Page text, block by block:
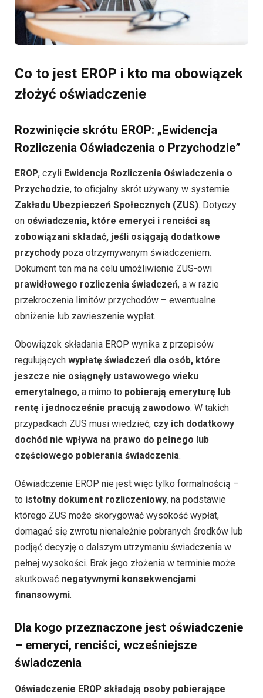
Co to jest EROP i kto ma obowiązek
złożyć oświadczenie
Rozwinięcie skrótu EROP: „Ewidencja
Rozliczenia Oświadczenia o Przychodzie”
EROP, czyli Ewidencja Rozliczenia Oświadczenia o
Przychodzie, to oficjalny skrót używany w systemie
Zakładu Ubezpieczeń Społecznych (ZUS). Dotyczy
on oświadczenia, które emeryci i renciści są
zobowiązani składać, jeśli osiągają dodatkowe
przychody poza otrzymywanym świadczeniem.
Dokument ten ma na celu umożliwienie ZUS-owi
prawidłowego rozliczenia świadczeń, a w razie
przekroczenia limitów przychodów – ewentualne
obniżenie lub zawieszenie wypłat.
Obowiązek składania EROP wynika z przepisów
regulujących wypłatę świadczeń dla osób, które
jeszcze nie osiągnęły ustawowego wieku
emerytalnego, a mimo to pobierają emeryturę lub
rentę i jednocześnie pracują zawodowo. W takich
przypadkach ZUS musi wiedzieć, czy ich dodatkowy
dochód nie wpływa na prawo do pełnego lub
częściowego pobierania świadczenia.
Oświadczenie EROP nie jest więc tylko formalnością –
to istotny dokument rozliczeniowy, na podstawie
którego ZUS może skorygować wysokość wypłat,
domagać się zwrotu nienależnie pobranych środków lub
podjąć decyzję o dalszym utrzymaniu świadczenia w
pełnej wysokości. Brak jego złożenia w terminie może
skutkować negatywnymi konsekwencjami
finansowymi.
Dla kogo przeznaczone jest oświadczenie
– emeryci, renciści, wcześniejsze
świadczenia
Oświadczenie EROP składają osoby pobierające